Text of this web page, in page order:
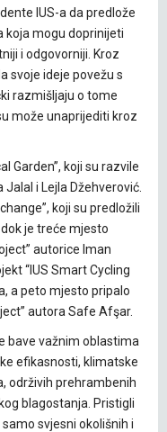
IUS-a da predlože
koja mogu doprinijeti
i odgovorniji. Kroz
svoje ideje povežu s
razmišljaju o tome
može unaprijediti kroz
Garden”, koji su razvile
i Lejla Džehverović.
koji su predložili
je treće mjesto
autorice Iman
“IUS Smart Cycling
a peto mjesto pripalo
autora Safe Afşar.
bave važnim oblastima
efikasnosti, klimatske
održivih prehrambenih
blagostanja. Pristigli
svjesni okolišnih i